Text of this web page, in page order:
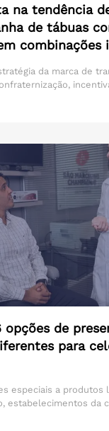
na tendência
de tábuas
combinações
da marca de
opções de
para
especiais a produtos
estabelecimentos da